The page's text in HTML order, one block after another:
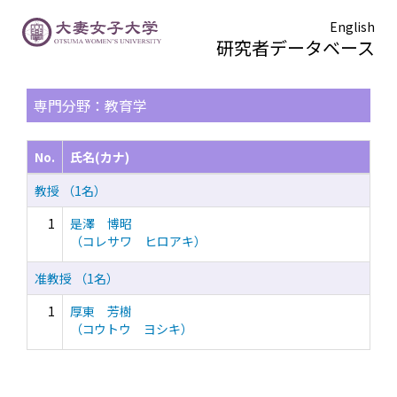
English
研究者データベース
専門分野：教育学
No.
氏名(カナ)
教授 （1名）
1
是澤 博昭
（コレサワ ヒロアキ）
准教授 （1名）
1
厚東 芳樹
（コウトウ ヨシキ）